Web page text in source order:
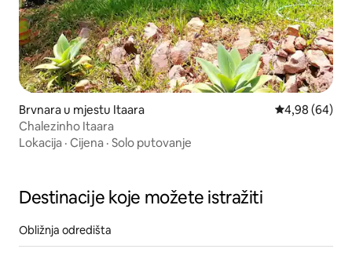
Brvnara u mjestu Itaara Prosječna
4,98 (64)
Chalezinho Itaara
Lokacija · Cijena · Solo putovanje
Destinacije koje možete istražiti
Obližnja odredišta